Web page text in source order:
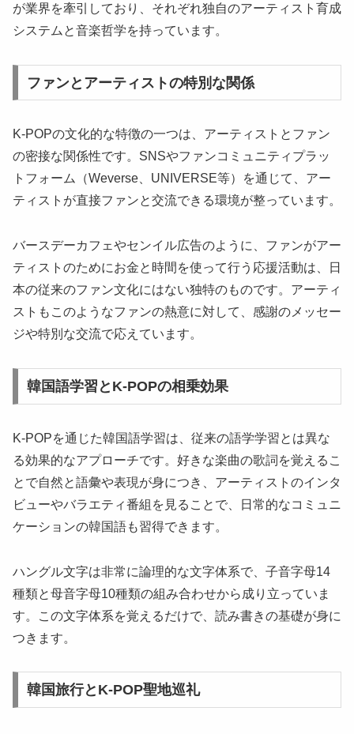
が業界を牽引しており、それぞれ独自のアーティスト育成
システムと音楽哲学を持っています。
ファンとアーティストの特別な関係
K-POPの文化的な特徴の一つは、アーティストとファン
の密接な関係性です。SNSやファンコミュニティプラッ
トフォーム（Weverse、UNIVERSE等）を通じて、アー
ティストが直接ファンと交流できる環境が整っています。
バースデーカフェやセンイル広告のように、ファンがアー
ティストのためにお金と時間を使って行う応援活動は、日
本の従来のファン文化にはない独特のものです。アーティ
ストもこのようなファンの熱意に対して、感謝のメッセー
ジや特別な交流で応えています。
韓国語学習とK-POPの相乗効果
K-POPを通じた韓国語学習は、従来の語学学習とは異な
る効果的なアプローチです。好きな楽曲の歌詞を覚えるこ
とで自然と語彙や表現が身につき、アーティストのインタ
ビューやバラエティ番組を見ることで、日常的なコミュニ
ケーションの韓国語も習得できます。
ハングル文字は非常に論理的な文字体系で、子音字母14
種類と母音字母10種類の組み合わせから成り立っていま
す。この文字体系を覚えるだけで、読み書きの基礎が身に
つきます。
韓国旅行とK-POP聖地巡礼